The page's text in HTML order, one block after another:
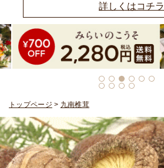
詳しくはコチラ
トップページ > 九南椎茸